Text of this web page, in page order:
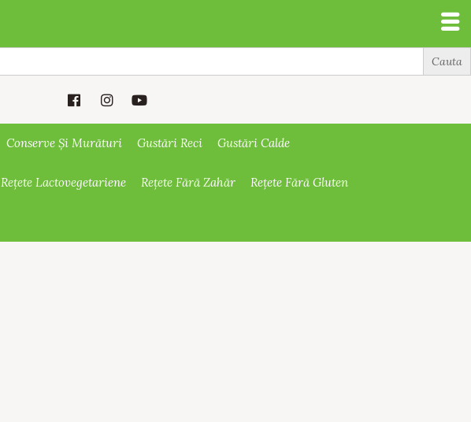
Conserve Și Murături Gustări Reci Gustări Calde
Rețete Lactovegetariene Rețete Fără Zahăr Rețete Fără Gluten